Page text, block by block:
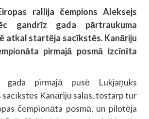
rallija čempions Aleksejs
gandrīz gada pārtraukuma
atkal startēja sacīkstēs. Kanāriju
pirmajā posmā izcīnīta
gada pirmajā pusē Lukjaņuks
sacīkstēs Kanāriju salās, tostarp tur
čempionāta posmā, un pilotēja